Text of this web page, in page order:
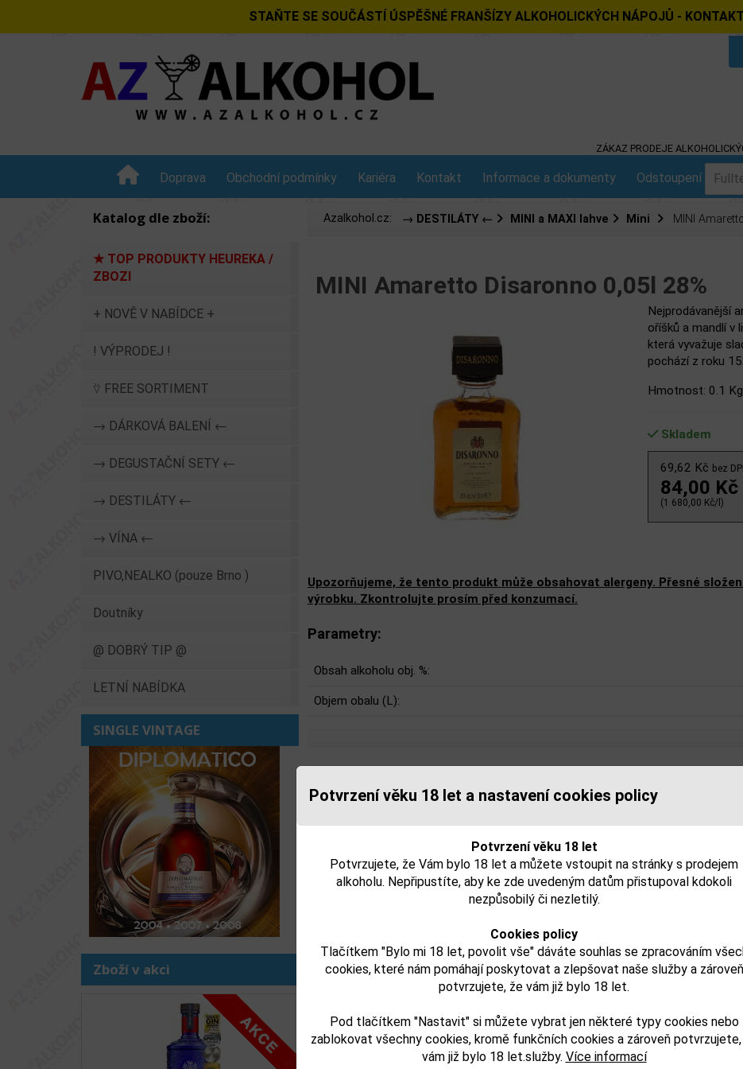
Potvrzení věku 18 let a nastavení cookies policy
Potvrzení věku 18 let
Potvrzujete, že Vám bylo 18 let a můžete vstoupit na stránky s prodejem
alkoholu. Nepřipustíte, aby ke zde uvedeným datům přistupoval kdokoli
nezpůsobilý či nezletilý.
Cookies policy
Tlačítkem "Bylo mi 18 let, povolit vše" dáváte souhlas se zpracováním
cookies, které nám pomáhají poskytovat a zlepšovat naše služby a zároveň
potvrzujete, že vám již bylo 18 let.
Pod tlačítkem "Nastavit" si můžete vybrat jen některé typy cookies nebo
zablokovat všechny cookies, kromě funkčních cookies a zároveň
vám již bylo 18 let.služby. Více informací
STAŇTE SE SOUČÁSTÍ ÚSPĚŠNÉ FRANŠÍZY ALKOHOLICKÝCH NÁPOJŮ -
ZÁKAZ PRODEJE
Doprava Obchodní podmínky Kariéra Kontakt Informace a dokumenty Odstoupení od
Katalog dle zboží:
★ TOP PRODUKTY HEUREKA /
ZBOZI
+ NOVĚ V NABÍDCE +
! VÝPRODEJ !
⍢ FREE SORTIMENT
→ DÁRKOVÁ BALENÍ ←
→ DEGUSTAČNÍ SETY ←
→ DESTILÁTY ←
→ VÍNA ←
PIVO,NEALKO (pouze Brno )
Doutníky
@ DOBRÝ TIP @
LETNÍ NABÍDKA
SINGLE VINTAGE
Zboží v akci
Azalkohol.cz: → DESTILÁTY ← MINI a MAXI lahve Mini MINI
MINI Amaretto Disaronno 0,05l 28%
Nejprodávanější
oříšků a mandlí v
která vyvažuje
pochází z roku
Hmotnost: 0.1 Kg
Skladem
69,62 Kč bez
84,00 Kč
(1 680,00 Kč/l)
Upozorňujeme, že tento produkt může obsahovat alergeny. Přesné
výrobku. Zkontrolujte prosím před konzumací.
Parametry:
Obsah alkoholu obj. %:
Objem obalu (L):
Související zboží
MINI Jameson 0,05l 40%
73,00 Kč
MINI Jägermeister 0,04l 35%
43,00 Kč